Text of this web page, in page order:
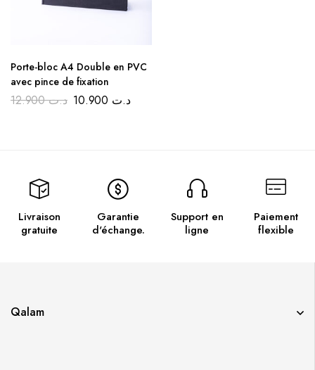
Porte-bloc A4 Double en PVC
avec pince de fixation
د.ت12.900 د.ت
Livraison
gratuite
Garantie
d'échange.
Support en
ligne
Paiement
flexible
Qalam